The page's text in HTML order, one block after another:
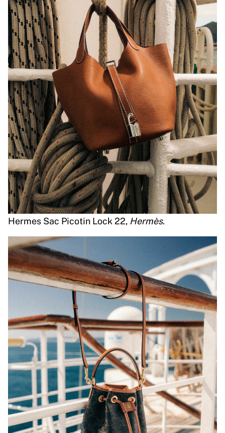
Hermes Sac Picotin Lock 22, Hermès.